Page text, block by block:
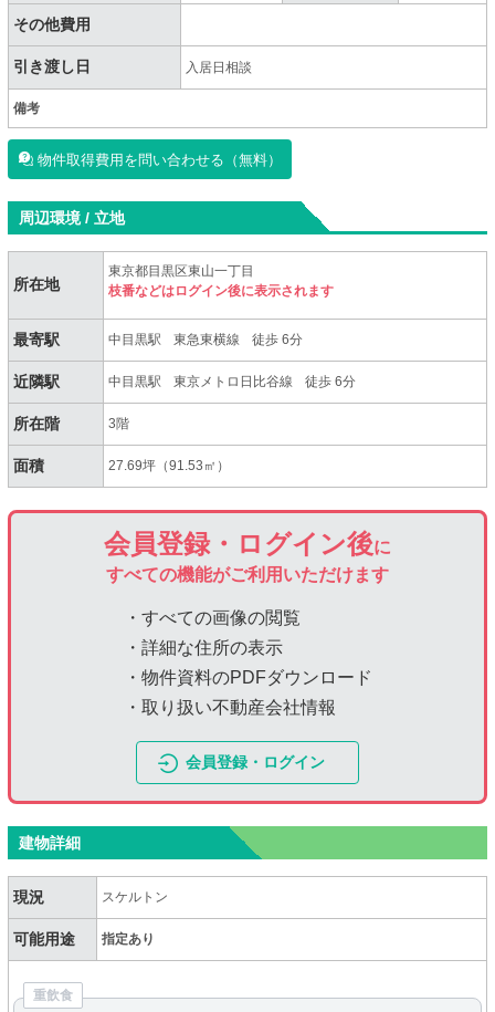
その他費用
引き渡し日 入居日相談
備考
物件取得費用を問い合わせる（無料）
周辺環境 / 立地
所在地
東京都目黒区東山一丁目
枝番などはログイン後に表示されます
最寄駅 中目黒駅 東急東横線 徒歩 6分
近隣駅 中目黒駅 東京メトロ日比谷線 徒歩 6分
所在階 3階
面積 27.69坪（91.53㎡）
会員登録・ログイン後に
すべての機能がご利用いただけます
・すべての画像の閲覧
・詳細な住所の表示
・物件資料のPDFダウンロード
・取り扱い不動産会社情報
会員登録・ログイン
建物詳細
現況 スケルトン
可能用途 指定あり
重飲食